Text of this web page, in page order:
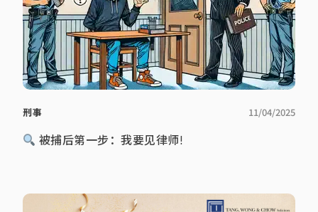
刑事 11/04/2025
被捕后第一步：我要见律师!